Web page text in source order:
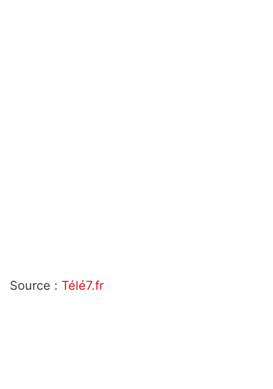
Source : Télé7.fr